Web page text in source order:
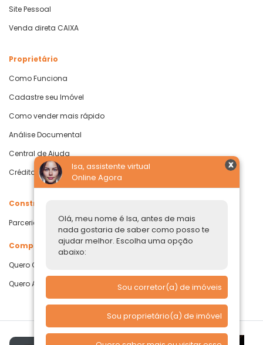
Isa, assistente virtual
Online Agora
Olá, meu nome é Isa, antes de mais
nada gostaria de saber como posso te
ajudar melhor. Escolha uma opção
abaixo:
Sou corretor(a) de imóveis
Sou proprietário(a) de imóvel
Site Pessoal
Venda direta CAIXA
Proprietário
Como Funciona
Cadastre seu Imóvel
Como vender mais rápido
Análise Documental
Central de Ajuda
Crédito com Garantia de Imóvel
Construtoras
Parcerias Imobiliárias
Comprar ou alugar
Quero Comprar
Quero Alugar